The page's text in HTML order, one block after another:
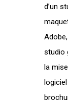
d’un
studio
la